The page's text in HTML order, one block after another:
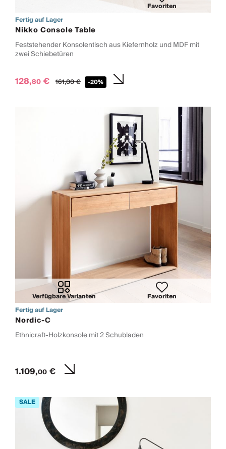
Favoriten
Fertig auf Lager
Nikko Console Table
Feststehender Konsolentisch aus Kiefernholz und MDF mit
zwei Schiebetüren
128,80 € 161,00€ -20%
Verfügbare Varianten
Favoriten
Fertig auf Lager
Nordic-C
Ethnicraft-Holzkonsole mit 2 Schubladen
1.109,00€